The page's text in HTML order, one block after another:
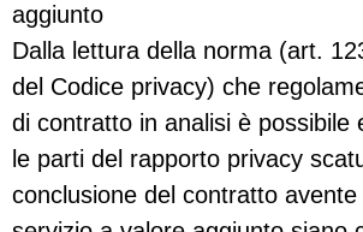
aggiunto
Dalla lettura della norma (art.
del Codice privacy) che
di contratto in analisi è possibile
le parti del rapporto privacy
conclusione del contratto avente